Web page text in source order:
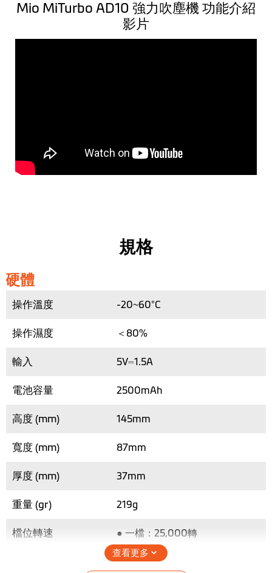
Mio MiTurbo AD10 強力吹塵機 功能介紹
影片
規格
硬體
操作溫度 -20~60°C
操作濕度 ＜80%
輸入 5V⎓1.5A
電池容量 2500mAh
高度 (mm) 145mm
寬度 (mm) 87mm
厚度 (mm) 37mm
重量 (gr) 219g
檔位轉速
● 一檔：25,000轉
● 二檔：60,000轉
● 三檔：110,000轉
查看更多